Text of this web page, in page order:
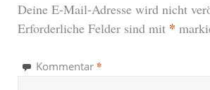
Deine E-Mail-Adresse wird nicht
Erforderliche Felder sind mit *
Kommentar *